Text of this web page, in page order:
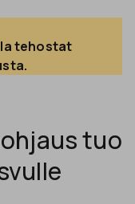
tehostat
tuo